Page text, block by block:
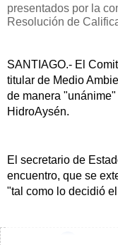
presentados por la
Resolución de
SANTIAGO.- El
titular de Medio
de manera
HidroAysén.
El secretario de
encuentro, que se
"tal como lo decidió